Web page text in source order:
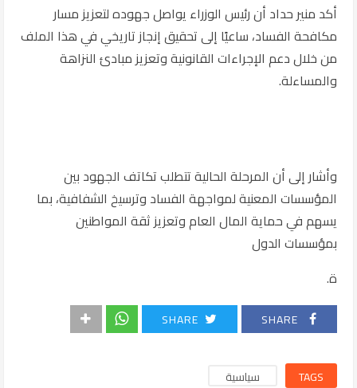
أكد منير حداد أن رئيس الوزراء يواصل جهوده لتعزيز مسار
مكافحة الفساد، ساعيًا إلى تحقيق إنجاز تاريخي في هذا الملف
من خلال دعم الإجراءات القانونية وتعزيز مبادئ النزاهة
والمساءلة.
وأشار إلى أن المرحلة الحالية تتطلب تكاتف الجهود بين
المؤسسات المعنية لمواجهة الفساد وترسيخ الشفافية، بما
يسهم في حماية المال العام وتعزيز ثقة المواطنين
بمؤسسات الدول
ة.
SHARE
SHARE
TAGS سياسية